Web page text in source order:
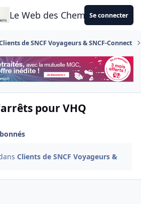
Le Web des CheminotsSe connecter
de SNCF Voyageurs & SNCF-Connect
pour VHQ
Clients de SNCF Voyageurs &